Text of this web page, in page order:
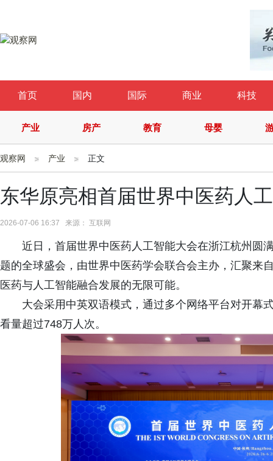
首页 国内 国际 商业 科技
产业 房产 教育 母婴
观察网 产业 正文
东华原亮相首届世界中医药人
2026-07-06 16:37 来源： 互联网
近日，首届世界中医药人工智能大会在浙江杭州圆
题的全球盛会，由世界中医药学会联合会主办，汇聚来
医药与人工智能融合发展的无限可能。
大会采用中英双语模式，通过多个网络平台对开幕
看量超过748万人次。